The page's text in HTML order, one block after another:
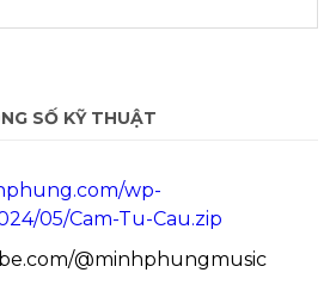
SỐ KỸ THUẬT
wp-
05/Cam-Tu-Cau.zip
@minhphungmusic